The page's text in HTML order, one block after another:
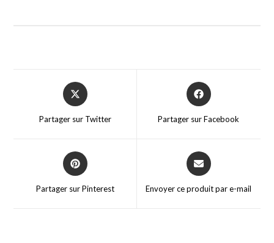
Partager sur Twitter Partager sur Facebook
Partager sur Pinterest Envoyer ce produit par e-mail